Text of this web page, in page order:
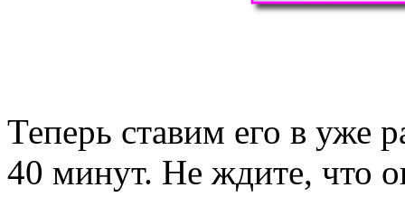
Теперь ставим его в уже
40 минут. Не ждите, что